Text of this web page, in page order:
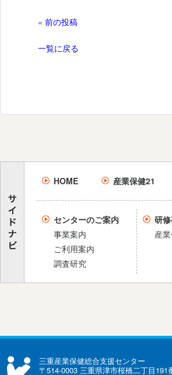
« 前の投稿
一覧に戻る
HOME 産業保健21
センターのご案内
事業案内
ご利用案内
調査研究
研
産
三重産業保健総合支援センター
〒514-0003 三重県津市桜橋二丁目191